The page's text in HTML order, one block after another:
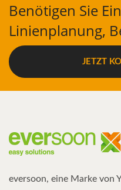
Benötigen Sie
Linienplanung,
JETZT
eversoon, eine Marke von